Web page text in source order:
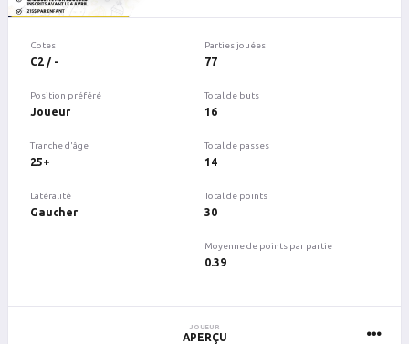
Cotes
C2 / -
Position préféré
Joueur
Tranche d'âge
25+
Latéralité
Gaucher
Parties jouées
77
Total de buts
16
Total de passes
14
Total de points
30
Moyenne de points par partie
0.39
JOUEUR
APERÇU